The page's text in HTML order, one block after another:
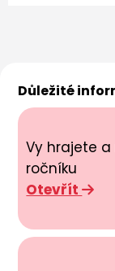
Důležité
Vy hrajete
ročníku
Otevřít